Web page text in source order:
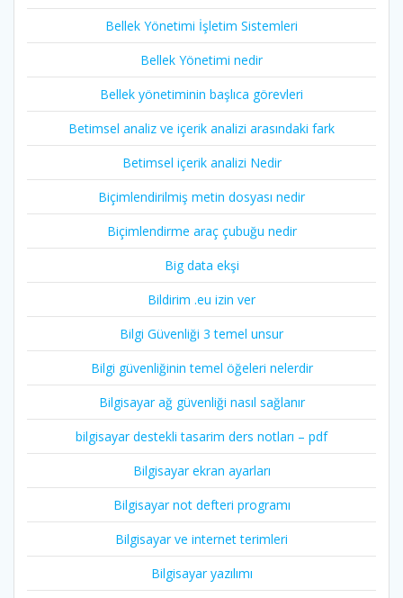
Bellek Yönetimi İşletim Sistemleri
Bellek Yönetimi nedir
Bellek yönetiminin başlıca görevleri
Betimsel analiz ve içerik analizi arasındaki fark
Betimsel içerik analizi Nedir
Biçimlendirilmiş metin dosyası nedir
Biçimlendirme araç çubuğu nedir
Big data ekşi
Bildirim .eu izin ver
Bilgi Güvenliği 3 temel unsur
Bilgi güvenliğinin temel öğeleri nelerdir
Bilgisayar ağ güvenliği nasıl sağlanır
bilgisayar destekli tasarim ders notları – pdf
Bilgisayar ekran ayarları
Bilgisayar not defteri programı
Bilgisayar ve internet terimleri
Bilgisayar yazılımı